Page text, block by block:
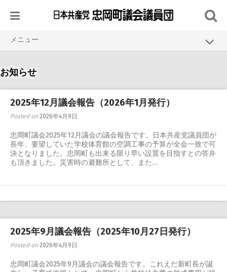
content
メニュー
議員紹介
議会活動
活動報告
資料・発行物
リンク
お知らせ
2025年12月議会報告（2026年1月発行）
Posted on 2026年4月9日
忠岡町議会2025年12月議会の議会報告です。日本共産党議員団が
長年、要望していた学校体育館の空調工事の予算が全会一致で可
決となりました。忠岡町も出来る限り早い設置を目指すとの答弁
も頂きました。災害時の避難所として、また…
2025年9月議会報告（2025年10月27日発行）
Posted on 2026年4月9日
忠岡町議会2025年9月議会の議会報告です。これえだ新町長が誕